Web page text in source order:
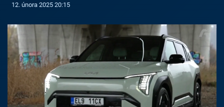
12. února 2025 20:15